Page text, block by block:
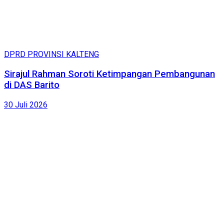
DPRD PROVINSI KALTENG
Sirajul Rahman Soroti Ketimpangan Pembangunan
di DAS Barito
30 Juli 2026